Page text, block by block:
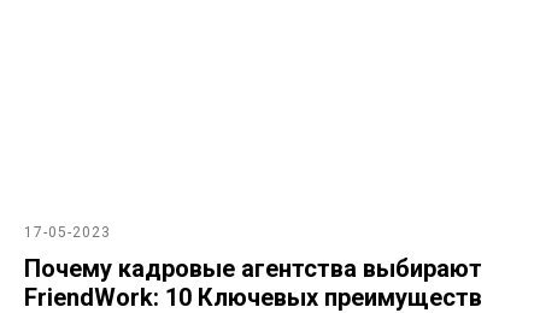
17-05-2023
Почему кадровые агентства выбирают
FriendWork: 10 Ключевых преимуществ